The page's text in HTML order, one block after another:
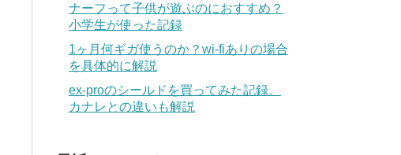
ナーフって子供が遊ぶのにおすすめ？
小学生が使った記録
1ヶ月何ギガ使うのか？wi-fiありの場合
を具体的に解説
ex-proのシールドを買ってみた記録。
カナレとの違いも解説